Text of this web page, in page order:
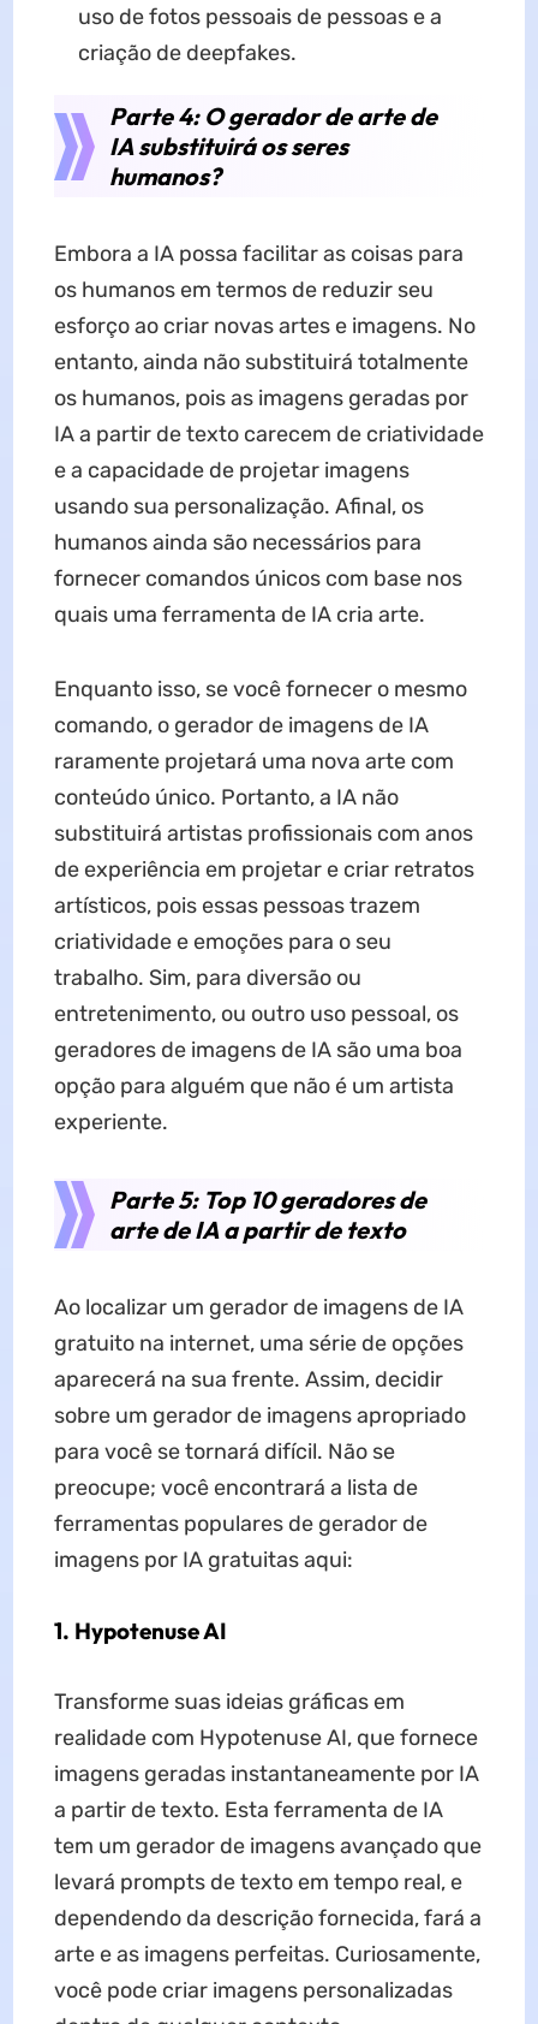
uso de fotos pessoais de pessoas e a
criação de deepfakes.
Parte 4: O gerador de arte de
IA substituirá os seres
humanos?
Embora a IA possa facilitar as coisas para
os humanos em termos de reduzir seu
esforço ao criar novas artes e imagens. No
entanto, ainda não substituirá totalmente
os humanos, pois as imagens geradas por
IA a partir de texto carecem de criatividade
e a capacidade de projetar imagens
usando sua personalização. Afinal, os
humanos ainda são necessários para
fornecer comandos únicos com base nos
quais uma ferramenta de IA cria arte.
Enquanto isso, se você fornecer o mesmo
comando, o gerador de imagens de IA
raramente projetará uma nova arte com
conteúdo único. Portanto, a IA não
substituirá artistas profissionais com anos
de experiência em projetar e criar retratos
artísticos, pois essas pessoas trazem
criatividade e emoções para o seu
trabalho. Sim, para diversão ou
entretenimento, ou outro uso pessoal, os
geradores de imagens de IA são uma boa
opção para alguém que não é um artista
experiente.
Parte 5: Top 10 geradores de
arte de IA a partir de texto
Ao localizar um gerador de imagens de IA
gratuito na internet, uma série de opções
aparecerá na sua frente. Assim, decidir
sobre um gerador de imagens apropriado
para você se tornará difícil. Não se
preocupe; você encontrará a lista de
ferramentas populares de gerador de
imagens por IA gratuitas aqui:
1. Hypotenuse AI
Transforme suas ideias gráficas em
realidade com Hypotenuse AI, que fornece
imagens geradas instantaneamente por IA
a partir de texto. Esta ferramenta de IA
tem um gerador de imagens avançado que
levará prompts de texto em tempo real, e
dependendo da descrição fornecida, fará a
arte e as imagens perfeitas. Curiosamente,
você pode criar imagens personalizadas